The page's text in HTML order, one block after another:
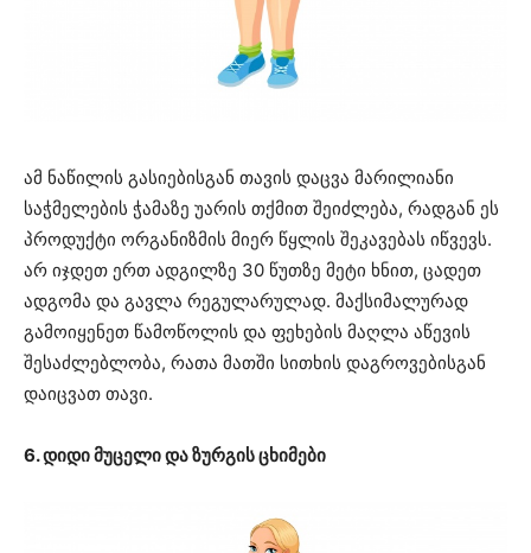
ამ ნაწილის გასიებისგან თავის დაცვა მარილიანი
საჭმელების ჭამაზე უარის თქმით შეიძლება, რადგან ეს
პროდუქტი ორგანიზმის მიერ წყლის შეკავებას იწვევს.
არ იჯდეთ ერთ ადგილზე 30 წუთზე მეტი ხნით, ცადეთ
ადგომა და გავლა რეგულარულად. მაქსიმალურად
გამოიყენეთ წამოწოლის და ფეხების მაღლა აწევის
შესაძლებლობა, რათა მათში სითხის დაგროვებისგან
დაიცვათ თავი.
6. დიდი მუცელი და ზურგის ცხიმები